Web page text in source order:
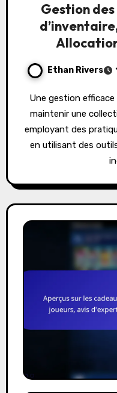
Gestion des
Ethan Rivers
Une gestion efficace des gemmes est cruciale pour
maintenir une
employant des
en utilisant des